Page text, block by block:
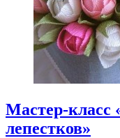
Мастер-класс
лепестков»